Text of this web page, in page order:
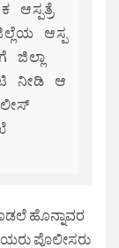
ಆಸ್ಪತ್ರೆ
ಆಸ್ಪ
ಜಿಲ್ಲಾ
ನೀಡಿ ಆ
ಹೊನ್ನಾವರ
ಪೊಲೀಸರು